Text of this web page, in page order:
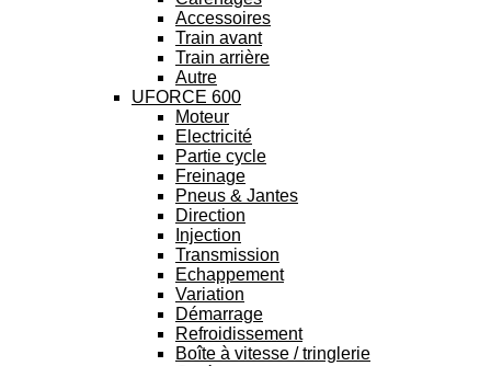
Accessoires
Train avant
Train arrière
Autre
UFORCE 600
Moteur
Electricité
Partie cycle
Freinage
Pneus & Jantes
Direction
Injection
Transmission
Echappement
Variation
Démarrage
Refroidissement
Boîte à vitesse / tringlerie